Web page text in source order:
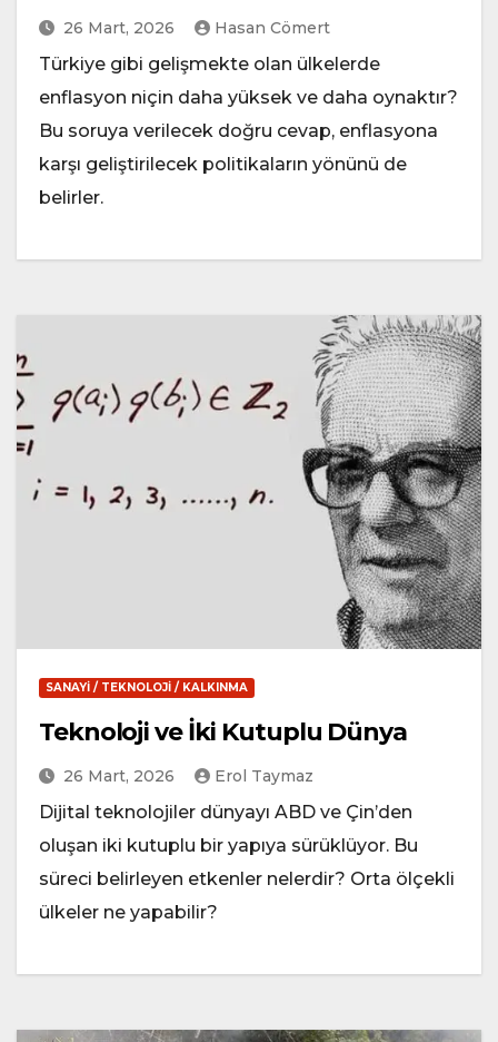
26 Mart, 2026 Hasan Cömert
Türkiye gibi gelişmekte olan ülkelerde
enflasyon niçin daha yüksek ve daha oynaktır?
Bu soruya verilecek doğru cevap, enflasyona
karşı geliştirilecek politikaların yönünü de
belirler.
SANAYI / TEKNOLOJI / KALKINMA
Teknoloji ve İki Kutuplu Dünya
26 Mart, 2026 Erol Taymaz
Dijital teknolojiler dünyayı ABD ve Çin’den
oluşan iki kutuplu bir yapıya sürüklüyor. Bu
süreci belirleyen etkenler nelerdir? Orta ölçekli
ülkeler ne yapabilir?